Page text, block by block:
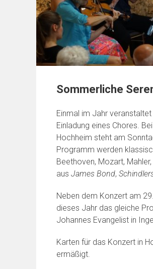
Sommerliche
Einmal im Jahr
Einladung eines Chores.
Hochheim steht am
Programm werden
Beethoven, Mozart,
aus James Bond,
Neben dem Konzert am
dieses Jahr das gleiche
Johannes Evangelist in
Karten für das Konzert in
ermäßigt.